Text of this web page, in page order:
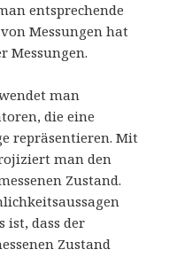
entsprechende
Messungen hat
Messungen.
man
die eine
repräsentieren. Mit
man den
Zustand.
ist, dass der
Zustand